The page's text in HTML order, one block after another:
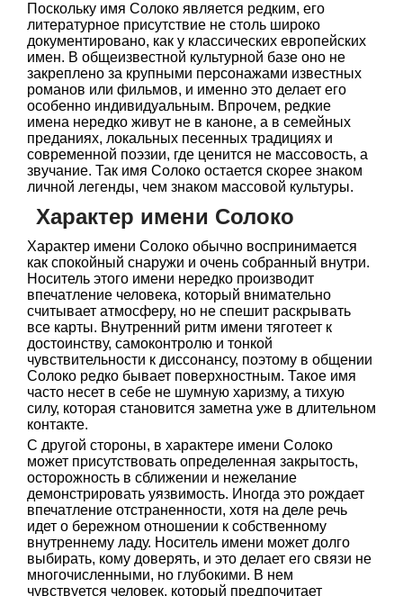
Поскольку имя Солоко является редким, его
литературное присутствие не столь широко
документировано, как у классических европейских
имен. В общеизвестной культурной базе оно не
закреплено за крупными персонажами известных
романов или фильмов, и именно это делает его
особенно индивидуальным. Впрочем, редкие
имена нередко живут не в каноне, а в семейных
преданиях, локальных песенных традициях и
современной поэзии, где ценится не массовость, а
звучание. Так имя Солоко остается скорее знаком
личной легенды, чем знаком массовой культуры.
Характер имени Солоко
Характер имени Солоко обычно воспринимается
как спокойный снаружи и очень собранный внутри.
Носитель этого имени нередко производит
впечатление человека, который внимательно
считывает атмосферу, но не спешит раскрывать
все карты. Внутренний ритм имени тяготеет к
достоинству, самоконтролю и тонкой
чувствительности к диссонансу, поэтому в общении
Солоко редко бывает поверхностным. Такое имя
часто несет в себе не шумную харизму, а тихую
силу, которая становится заметна уже в длительном
контакте.
С другой стороны, в характере имени Солоко
может присутствовать определенная закрытость,
осторожность в сближении и нежелание
демонстрировать уязвимость. Иногда это рождает
впечатление отстраненности, хотя на деле речь
идет о бережном отношении к собственному
внутреннему ладу. Носитель имени может долго
выбирать, кому доверять, и это делает его связи не
многочисленными, но глубокими. В нем
чувствуется человек, который предпочитает